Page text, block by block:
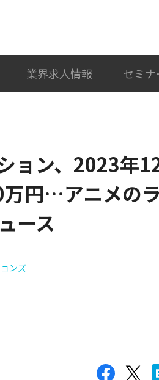
業界求人情報 セミ
ョン、2023年
円…アニメの
ース
ンズ